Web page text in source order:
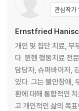
2장 보이지 않는 코끼리
긍정적 발전을 위한 기
이상적인 삶의 과정
삶의 단계에 따른 중요
자율적이고 독립적인 성
기본욕구의 좌절이 부른
모기와 코끼리의 흥분
관심작가
Ernstfried
개인 및 집단 치료, 부
다. 뮌헨 행동치료 전
담당자, 슈퍼바이저,
있다. 그는 불안장애,
환에 대해 통합적인
고 개인적인 삶의 목